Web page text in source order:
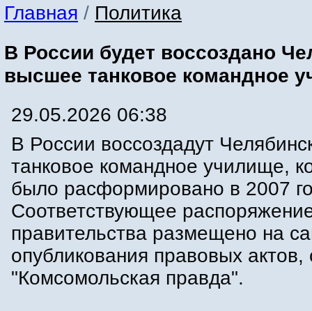
Главная / Политика
В России будет воссоздано
высшее танковое командное
29.05.2026 06:38
В России воссоздадут
танковое командное училище,
было расформировано в 2007
Соответствующее
правительства размещено на
опубликования правовых
"Комсомольская правда".